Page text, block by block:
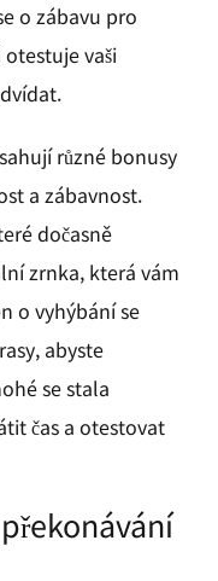
o zábavu pro
vaši
různé bonusy
a zábavnost.
dočasně
zrnka, která vám
o vyhýbání se
abyste
se stala
čas a otestovat